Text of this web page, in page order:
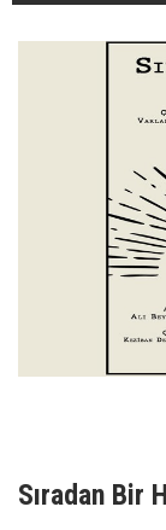
Sıradan Bir